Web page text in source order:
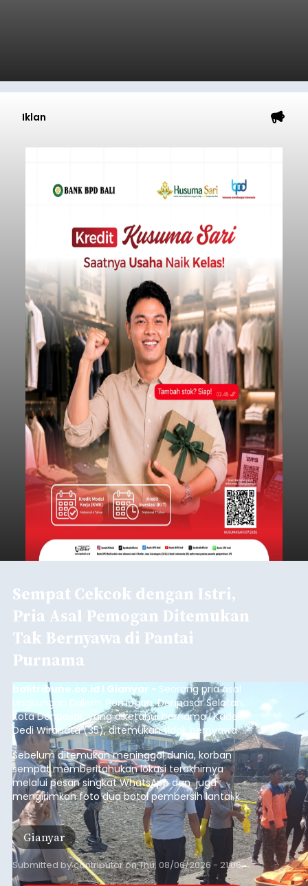
Iklan
Sempat Cekcok dengan Istri,
Pria Asal Pemogan Ditemukan
Tak Bernyawa di Pantai
Purnama
balitribune.co.id I Gianyar - Seorang pria asal
Lingkungan Dalem, Pemogan, Denpasar Selatan,
Kota Denpasar, yang diketahui bernama I Kadek
Dedi Wiranata (35), ditemukan tidak bernyawa di
pesisir Pantai Purnama, Sukawati.
Sebelum ditemukan meninggal dunia, korban
sempat memberitahukan lokasi terakhirnya
melalui pesan singkat WhatsApp dan juga
mengirimkan foto dua botol pembersih lantai ke
istrinya.
Gianyar
Submitted bycontributoronThu, 08/06/2026 - 21:06